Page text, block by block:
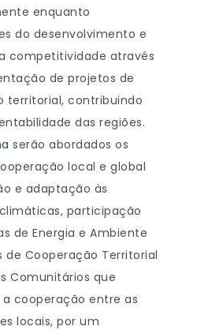
enquanto
do desenvolvimento e
competitividade através
de projetos de
territorial, contribuindo
das regiões.
serão abordados os
local e global
e adaptação às
participação
de Energia e Ambiente
de Cooperação Territorial
Comunitários que
cooperação entre as
locais, por um